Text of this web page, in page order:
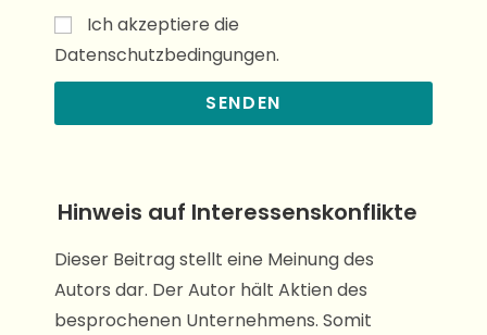
Ich akzeptiere die
Datenschutzbedingungen.
SENDEN
Hinweis auf Interessenskonflikte
Dieser Beitrag stellt eine Meinung des
Autors dar. Der Autor hält Aktien des
besprochenen Unternehmens. Somit